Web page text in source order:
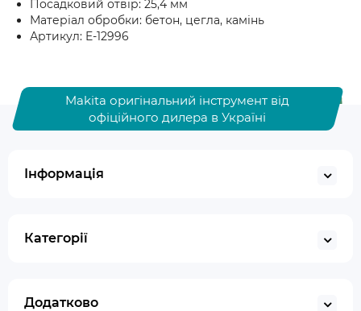
Посадковий отвір: 25,4 мм
Матеріал обробки: бетон, цегла, камінь
Артикул: E-12996
Makita оригінальний інструмент від
офіційного дилера в Україні
Інформація
Категорії
Додатково